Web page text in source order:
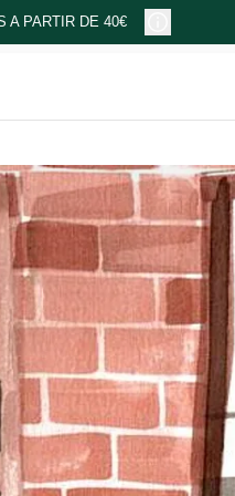
A PARTIR DE 40€